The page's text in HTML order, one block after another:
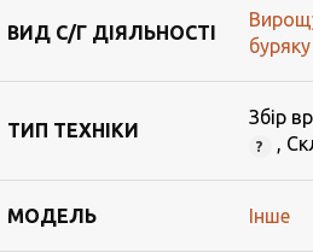
ВИД С/Г ДІЯЛЬНОСТІ
буряку
ТИП ТЕХНІКИ
Збір
,
МОДЕЛЬ Інше